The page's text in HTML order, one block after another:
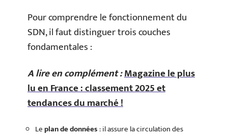
Pour comprendre le fonctionnement du
SDN, il faut distinguer trois couches
fondamentales :
A lire en complément :Magazine le plus
lu en France : classement 2025 et
tendances du marché !
Leplan de données: il assure la circulation des